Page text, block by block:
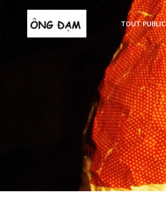
TOUT PUBLIC